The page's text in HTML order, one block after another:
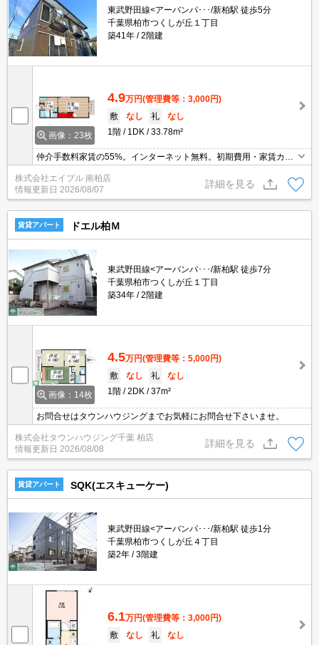
東武野田線<アーバンパ･･･/新柏駅 徒歩5分
千葉県柏市つくしが丘１丁目
築41年
2階建
画像：23枚
4.9万円(管理費等：3,000円)
敷
なし 礼
なし
1階
1DK 33.78m²
仲介手数料家賃の55%。インターネット無料。初期費用・家賃カー
ド払い可。角部屋。駅まで平坦。清掃費実費。インターホン付き。
オンライン内見対応可。
株式会社エイブル 南柏店
情報更新日 2026/08/07
詳細を見る
賃貸アパート ドエル柏Ｍ
東武野田線<アーバンパ･･･/新柏駅 徒歩7分
千葉県柏市つくしが丘１丁目
築34年
2階建
画像：14枚
4.5万円(管理費等：5,000円)
敷
なし 礼
なし
1階
2DK 37m²
お問合せはタウンハウジングまでお気軽にお問合せ下さいませ。
株式会社タウンハウジング千葉 柏店
情報更新日 2026/08/08
詳細を見る
賃貸アパート SQK(エスキューケー)
東武野田線<アーバンパ･･･/新柏駅 徒歩1分
千葉県柏市つくしが丘４丁目
築2年
3階建
6.1万円(管理費等：3,000円)
敷
なし 礼
なし